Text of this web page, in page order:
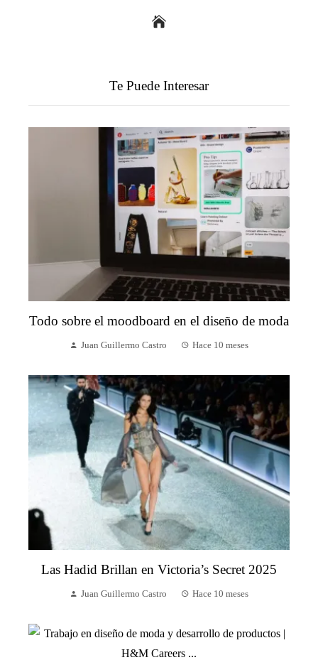
Te Puede Interesar
Todo sobre el moodboard en el diseño de moda
Juan Guillermo Castro Hace 10 meses
Las Hadid Brillan en Victoria’s Secret 2025
Juan Guillermo Castro Hace 10 meses